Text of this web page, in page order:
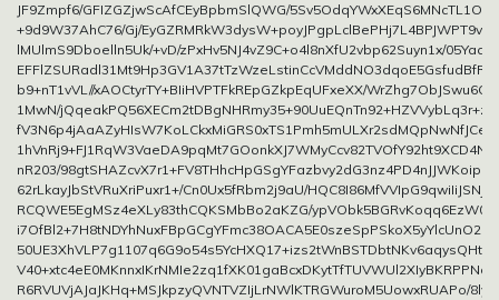
JF9Zmpf6/GFIZGZjwScAfCEyBpbmSlQWG/
+9d9W37AhC76/Gj/
lMUlmS9Dboelln5Uk/+vD/zPxHv5NJ4vZ9C+o4l8nXfU2vbp62Suyn1x/
b9+nT1vVL//xAOCtyrTY+BIiHVPTFkREpGZkpEqUFxeXX/
1MwN/
nR203/
62rLkayJbStVRuXriPuxr1+/Cn0Ux5fRbm2j9aU/
RCQWE5EgMSz4eXLy83thCQKSMbBo2aKZG/
R6RVUVjAJaJKHq+MSJkpzyQVNTVZIjLrNWlKTRGWuroM5UowxRUAPo/